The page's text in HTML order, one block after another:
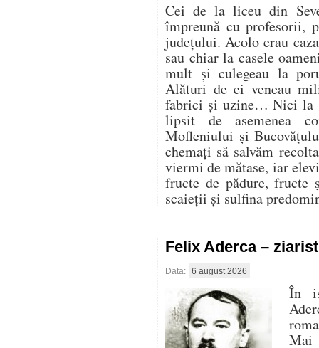
Cei de la liceu din
împreună cu profesorii,
județului. Acolo erau
sau chiar la casele
mult și culegeau la
Alături de ei veneau
fabrici și uzine… Nici la
lipsit de asemenea
Mofleniului și
chemați să salvăm
viermi de mătase, iar
fructe de pădure, fructe
scaieții și sulfina
Felix Aderca –
Data: 6 august 2026
În
Mai